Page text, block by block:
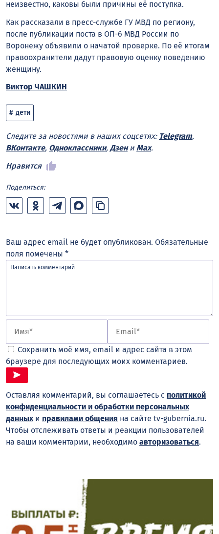
неизвестно, каковы были причины её поступка.
Как рассказали в пресс-службе ГУ МВД по региону,
после публикации поста в ОП-6 МВД России по
Воронежу объявили о начатой проверке. По её итогам
правоохранители дадут правовую оценку поведению
женщину.
Виктор ЧАШКИН
дети
Следите за новостями в наших соцсетях: Telegram,
ВКонтакте, Одноклассники, Дзени Max.
Нравится
Поделиться:
Ваш адрес email не будет опубликован. Обязательные
поля помечены *
Сохранить моё имя, email и адрес сайта в этом
браузере для последующих моих комментариев.
Оставляя комментарий, вы соглашаетесь с политикой
конфиденциальности и обработки персональных
данных и правилами общения на сайте tv-gubernia.ru.
Чтобы отслеживать ответы и реакции пользователей
на ваши комментарии, необходимо авторизоваться.